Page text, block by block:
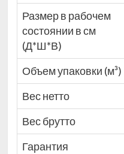
Размер в рабочем
состоянии в см
(Д*Ш*В)
Объем упаковки (м³)
Вес нетто
Вес брутто
Гарантия